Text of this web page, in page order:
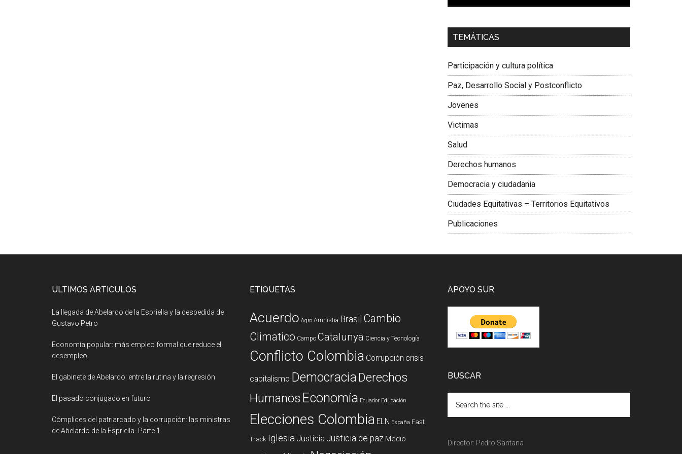
Dra. Carolina Corcho Mejía,
Latinoamericana Sur, Vicepresidenta Federación
TEMÁTICAS
Participación y cultura política
Paz, Desarrollo Social y Postconflicto
Jovenes
Victimas
Salud
Derechos humanos
Democracia y ciudadania
Ciudades Equitativas – Territorios Equitativos
Publicaciones
ULTIMOS ARTICULOS
La llegada de Abelardo de la Espriella y la despedida de
Gustavo Petro
Economía popular: más empleo formal que reduce el
desempleo
El gabinete de Abelardo: entre la rutina y la regresión
El pasado conjugado en futuro
Cómplices del patriarcado y la corrupción: las ministras
de Abelardo de la Espriella- Parte 1
ETIQUETAS
Acuerdo Agro Amnistia Brasil Cambio
Climatico Campo Catalunya Ciencia y Tecnología
Conflicto Colombia Corrupción crisis
capitalismo DemocraciaDerechos
Humanos Economía Ecuador Educación
Elecciones Colombia ELN España Fast
Track Iglesia Justicia Justicia de paz Medio
APOYO SUR
BUSCAR
Director: Pedro Santana